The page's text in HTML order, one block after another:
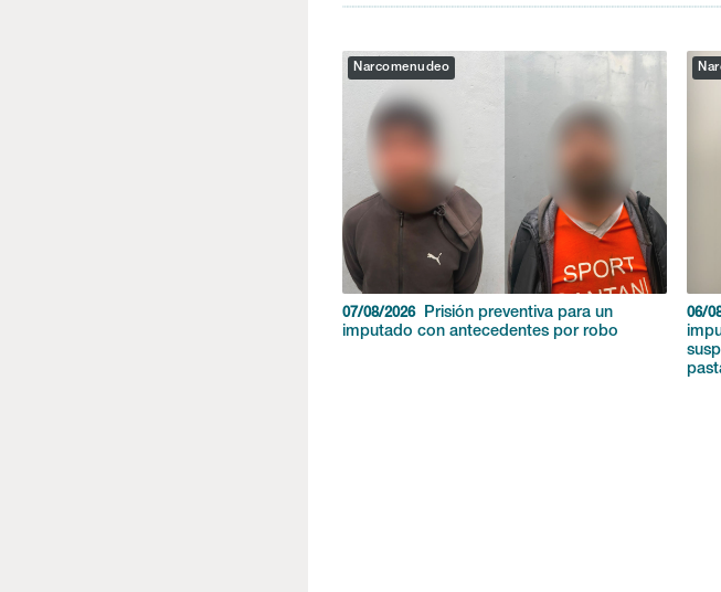
Narcomenudeo
07/08/2026
Prisión preventiva para un
imputado con antecedentes por robo
06/